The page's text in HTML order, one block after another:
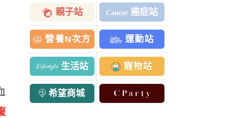
親子站 癌症站
營養N次方 運動站
生活站 寵物站
希望商城